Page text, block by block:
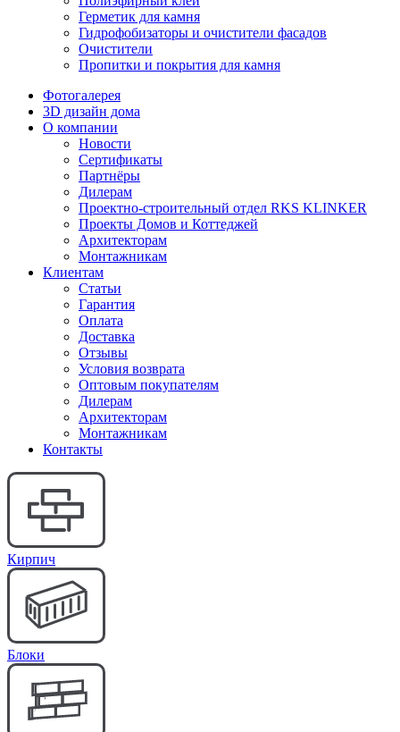
Герметик для камня
Гидрофобизаторы и очистители фасадов
Очистители
Пропитки и покрытия для камня
Фотогалерея
3D дизайн дома
О компании
Новости
Сертификаты
Партнёры
Дилерам
Проектно-строительный отдел RKS KLINKER
Проекты Домов и Коттеджей
Архитекторам
Монтажникам
Клиентам
Статьи
Гарантия
Оплата
Доставка
Отзывы
Условия возврата
Оптовым покупателям
Дилерам
Архитекторам
Монтажникам
Контакты
Кирпич
Блоки